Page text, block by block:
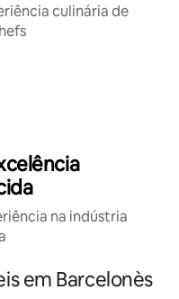
culinária de
na indústria
em Barcelonès